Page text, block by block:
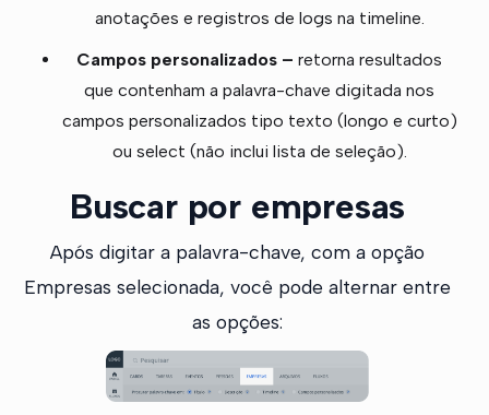
anotações e registros de logs na timeline.
Campos personalizados –retorna resultados
que contenham a palavra-chave digitada nos
campos personalizados tipo texto (longo e curto)
ou select (não inclui lista de seleção).
Buscar por empresas
Após digitar a palavra-chave, com a opção
Empresas selecionada, você pode alternar entre
as opções: